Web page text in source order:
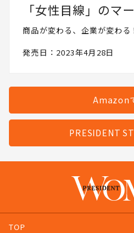
「女性目線」のマ
商品が変わる、企業が変わる
発売日：2023年4月28日
Amazon
PRESIDENT
TOP